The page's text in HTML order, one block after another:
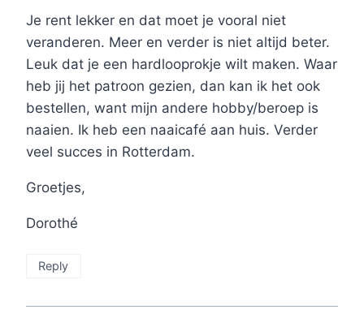
Je rent lekker en dat moet je vooral niet
veranderen. Meer en verder is niet altijd beter.
Leuk dat je een hardlooprokje wilt maken. Waar
heb jij het patroon gezien, dan kan ik het ook
bestellen, want mijn andere hobby/beroep is
naaien. Ik heb een naaicafé aan huis. Verder
veel succes in Rotterdam.
Groetjes,
Dorothé
Reply